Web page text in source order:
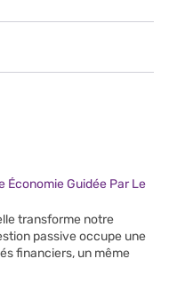
Économie Guidée Par Le
transforme notre
passive occupe une
financiers, un même